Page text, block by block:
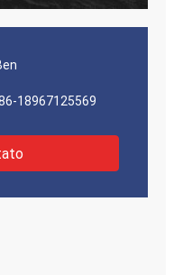
18967125569